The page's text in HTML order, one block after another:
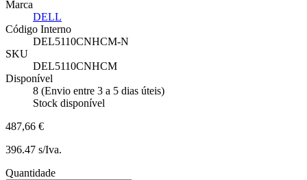
Marca
DELL
Código Interno
DEL5110CNHCM-N
SKU
DEL5110CNHCM
Disponível
8 (Envio entre 3 a 5 dias úteis)
Stock disponível
487,66 €
396.47 s/Iva.
Quantidade